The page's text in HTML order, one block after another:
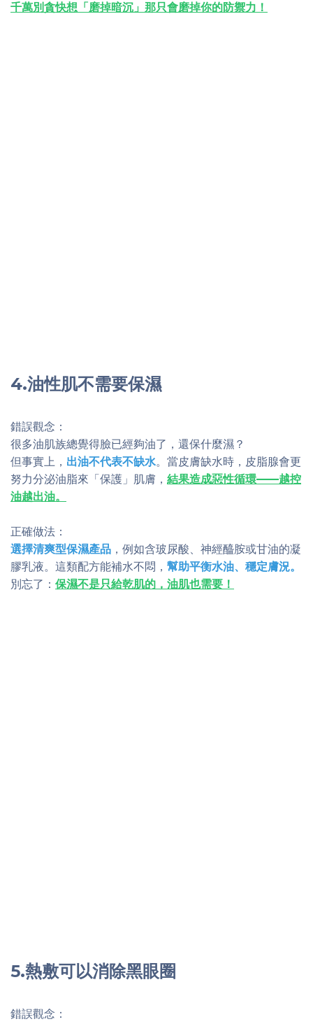
千萬別貪快想「磨掉暗沉」那只會磨掉你的防禦力！
4.油性肌不需要保濕
錯誤觀念：
很多油肌族總覺得臉已經夠油了，還保什麼濕？
但事實上， 出油不代表不缺水。當皮膚缺水時，皮脂腺會更
努力分泌油脂來「保護」肌膚， 結果造成惡性循環——越控
油越出油。
正確做法：
選擇清爽型保濕產品 ，例如含玻尿酸、神經醯胺或甘油的凝
膠乳液。這類配方能補水不悶， 幫助平衡水油、穩定膚況。
別忘了： 保濕不是只給乾肌的，油肌也需要！
5.熱敷可以消除黑眼圈
錯誤觀念：